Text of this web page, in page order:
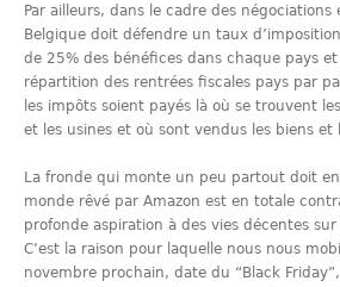
Par ailleurs, dans le cadre des négociations
Belgique doit défendre un taux
de 25% des bénéfices dans chaque pays
répartition des rentrées fiscales pays par
les impôts soient payés là où se trouvent
et les usines et où sont vendus les biens et
La fronde qui monte un peu partout doit
monde rêvé par Amazon est en totale
profonde aspiration à des vies décentes
C’est la raison pour laquelle nous nous
novembre prochain, date du “Black